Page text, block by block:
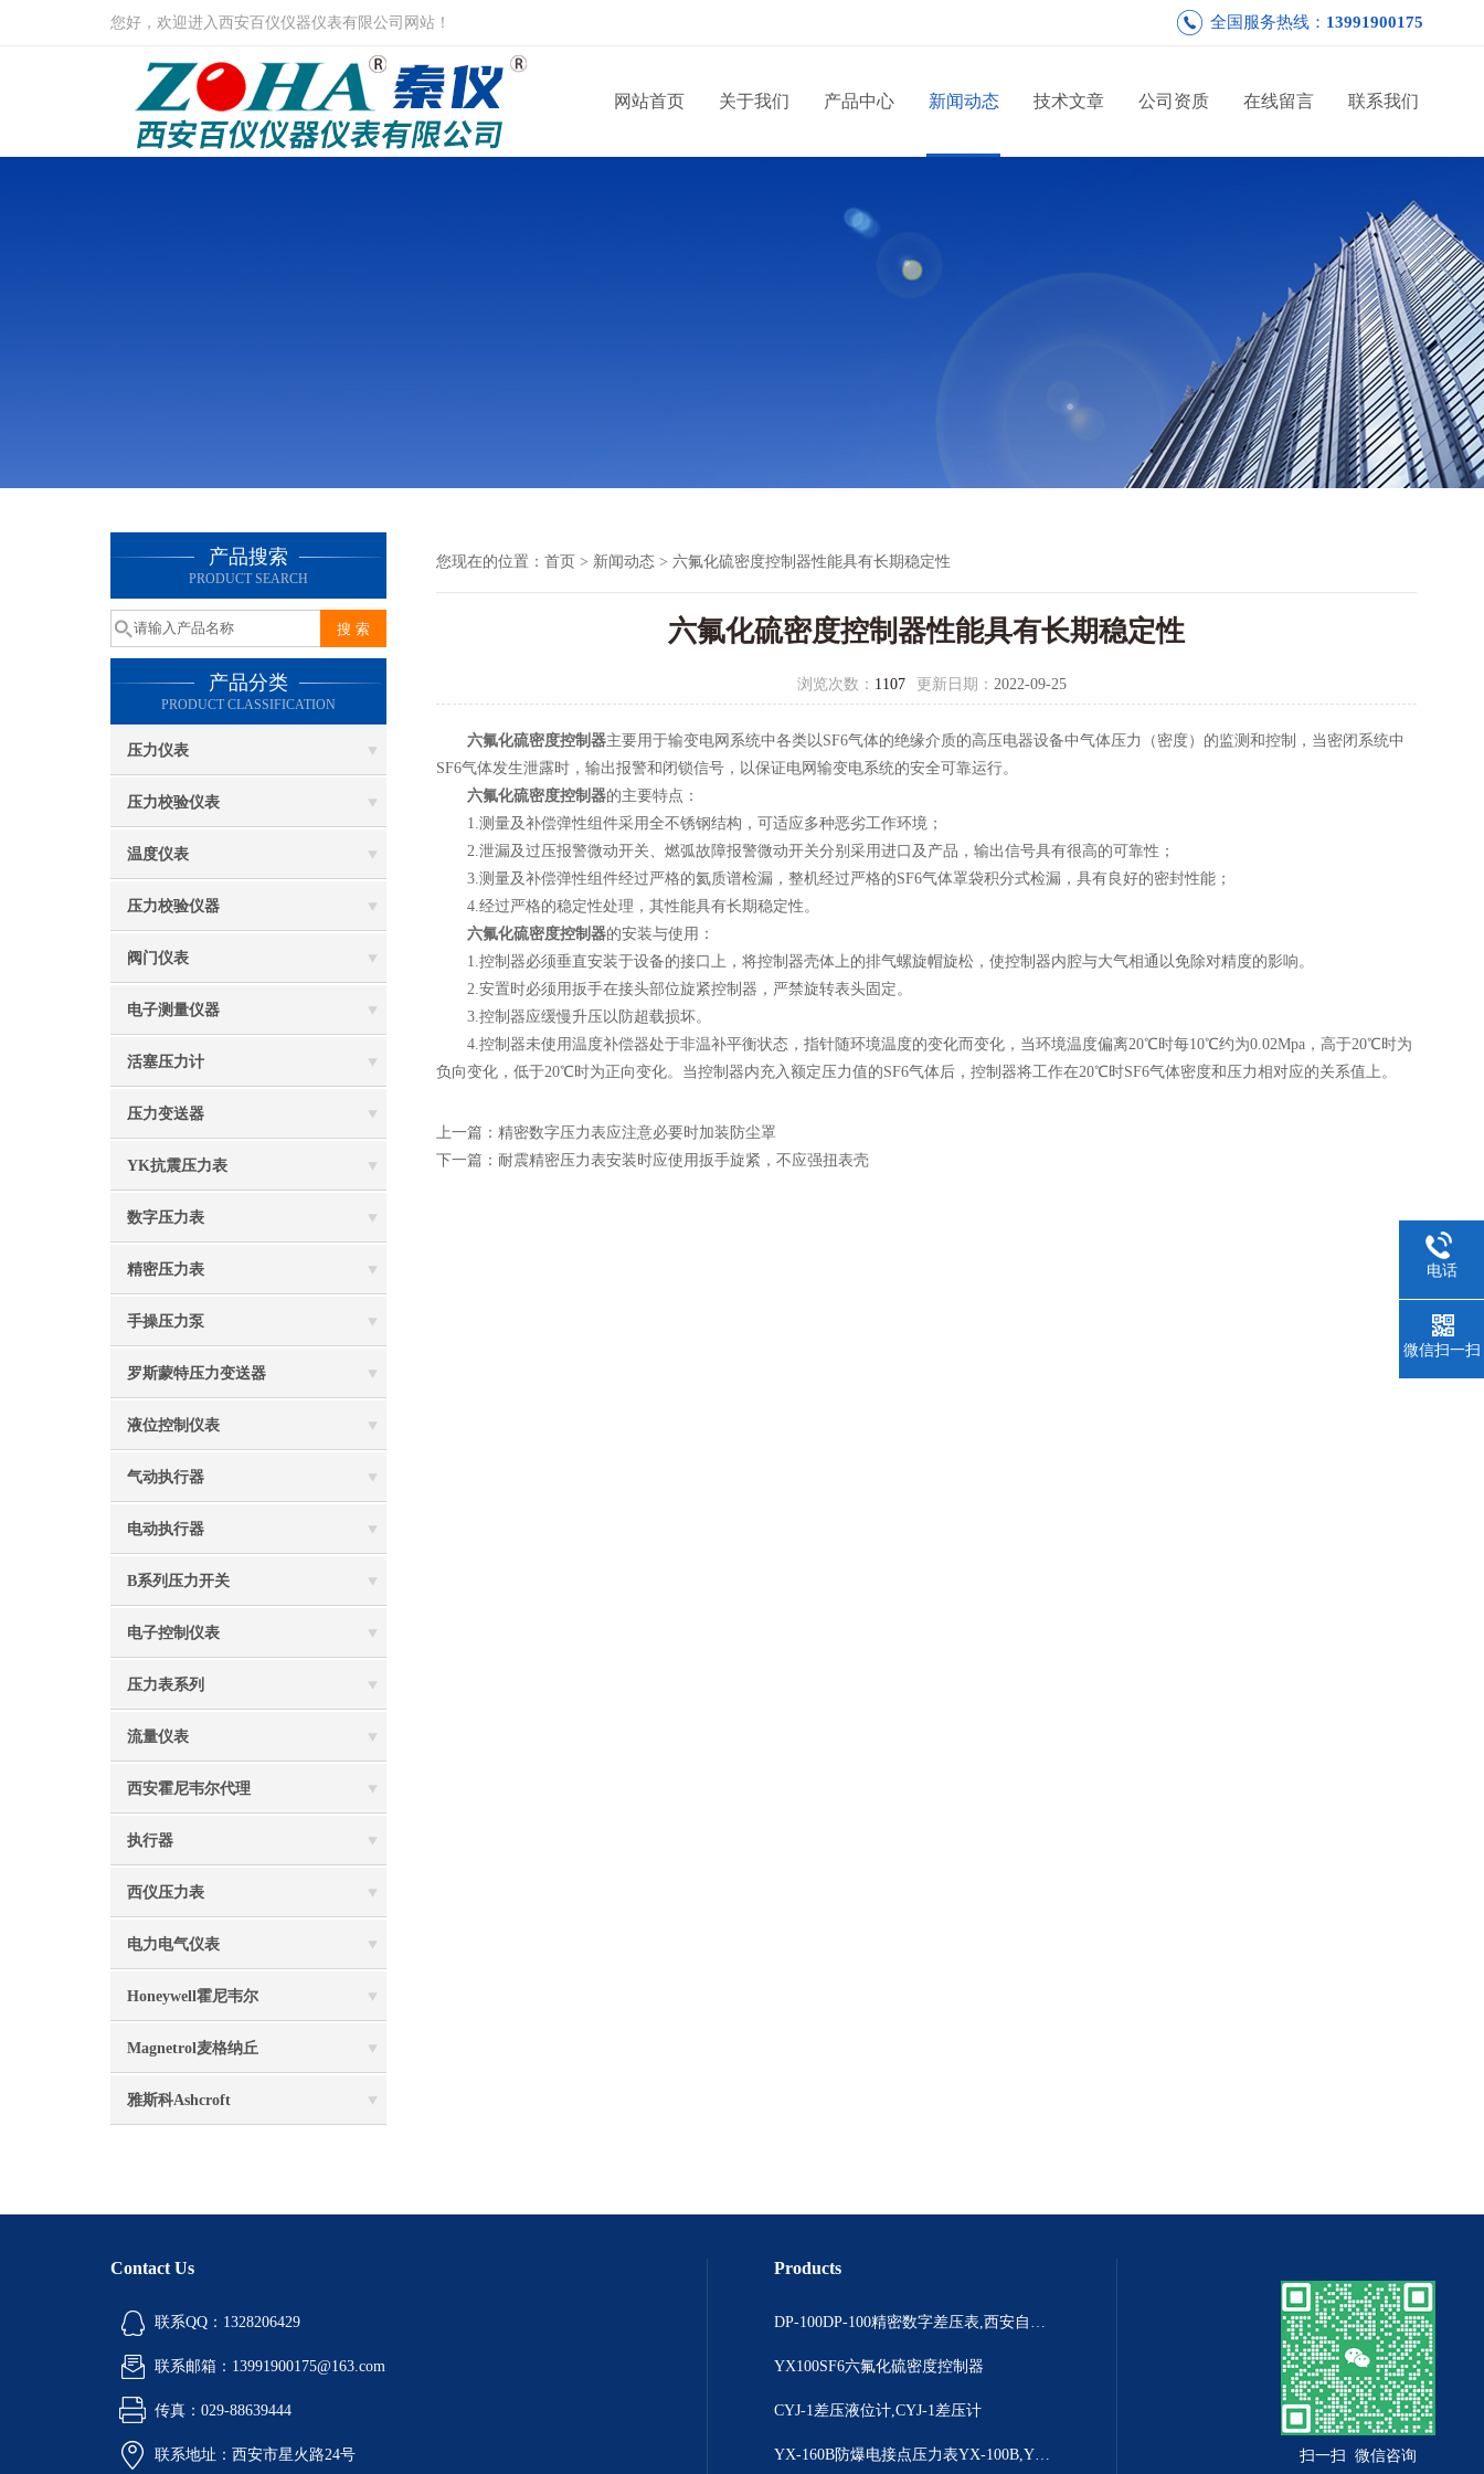
您好，欢迎进入西安百仪仪器仪表有限公司网站！ 全国服务热线： 13991900175
网站首页 关于我们 产品中心 新闻动态 技术文章 公司资质 在线留言 联系我们
产品搜索
PRODUCT SEARCH
产品分类
PRODUCT CLASSIFICATION
压力仪表
压力校验仪表
温度仪表
压力校验仪器
阀门仪表
电子测量仪器
活塞压力计
压力变送器
YK抗震压力表
数字压力表
精密压力表
手操压力泵
罗斯蒙特压力变送器
液位控制仪表
气动执行器
电动执行器
B系列压力开关
电子控制仪表
压力表系列
流量仪表
西安霍尼韦尔代理
执行器
西仪压力表
电力电气仪表
Honeywell霍尼韦尔
Magnetrol麦格纳丘
雅斯科Ashcroft
您现在的位置： 首页 > 新闻动态 > 六氟化硫密度控制器性能具有长期稳定性
六氟化硫密度控制器性能具有长期稳定性
浏览次数： 1107 更新日期： 2022-09-25
六氟化硫密度控制器主要用于输变电网系统中各类以SF6气体的绝缘介质的高压电器设备中气体压力（密度）的监测和控制，当密闭系统中
SF6气体发生泄露时，输出报警和闭锁信号，以保证电网输变电系统的安全可靠运行。
六氟化硫密度控制器的主要特点：
1.测量及补偿弹性组件采用全不锈钢结构，可适应多种恶劣工作环境；
2.泄漏及过压报警微动开关、燃弧故障报警微动开关分别采用进口及产品，输出信号具有很高的可靠性；
3.测量及补偿弹性组件经过严格的氦质谱检漏，整机经过严格的SF6气体罩袋积分式检漏，具有良好的密封性能；
4.经过严格的稳定性处理，其性能具有长期稳定性。
六氟化硫密度控制器的安装与使用：
1.控制器必须垂直安装于设备的接口上，将控制器壳体上的排气螺旋帽旋松，使控制器内腔与大气相通以免除对精度的影响。
2.安置时必须用扳手在接头部位旋紧控制器，严禁旋转表头固定。
3.控制器应缓慢升压以防超载损坏。
4.控制器未使用温度补偿器处于非温补平衡状态，指针随环境温度的变化而变化，当环境温度偏离20℃时每10℃约为0.02Mpa，高于20℃时为
负向变化，低于20℃时为正向变化。当控制器内充入额定压力值的SF6气体后，控制器将工作在20℃时SF6气体密度和压力相对应的关系值上。
上一篇： 精密数字压力表应注意必要时加装防尘罩
下一篇： 耐震精密压力表安装时应使用扳手旋紧，不应强扭表壳
Contact Us
联系QQ：1328206429
联系邮箱：13991900175@163.com
传真：029-88639444
联系地址：西安市星火路24号
Products
DP-100DP-100精密数字差压表,西安自动化仪表一厂 数字压力表
YX100SF6六氟化硫密度控制器
CYJ-1差压液位计,CYJ-1差压计
YX-160B防爆电接点压力表YX-100B,YX-160B 扫一扫 微信咨询
电话
微信扫一扫